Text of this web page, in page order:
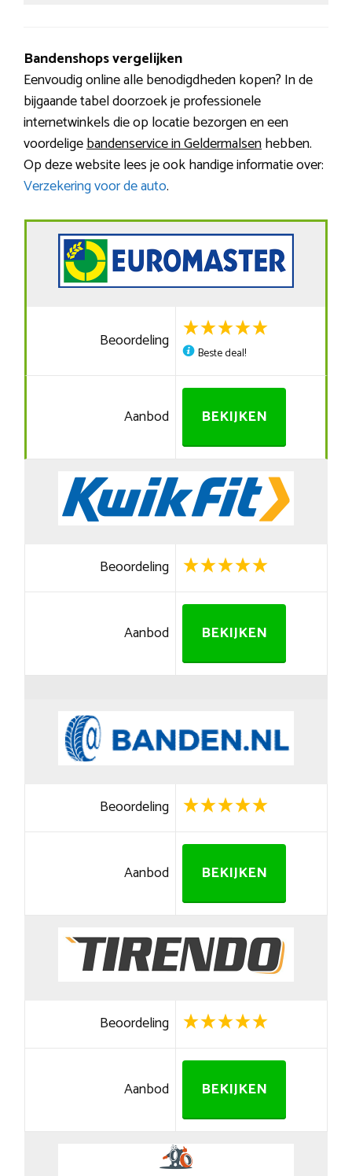
Bandenshops vergelijken
Eenvoudig online alle benodigdheden kopen? In de
bijgaande tabel doorzoek je professionele
internetwinkels die op locatie bezorgen en een
voordeligebandenservice in Geldermalsenhebben.
Op deze website lees je ook handige informatie over:
Verzekering voor de auto.
Beoordeling
Beste deal!
Aanbod BEKIJKEN
Beoordeling
Aanbod BEKIJKEN
Beoordeling
Aanbod BEKIJKEN
Beoordeling
Aanbod BEKIJKEN